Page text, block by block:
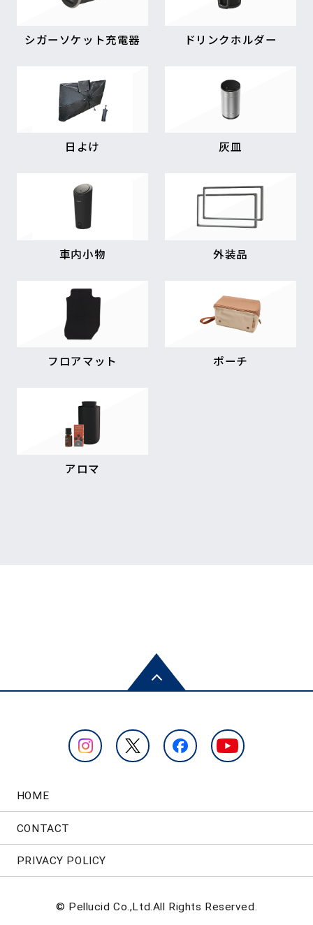
シガーソケット充電器 ドリンクホルダー
日よけ 灰皿
車内小物 外装品
フロアマット ポーチ
アロマ
HOME
CONTACT
PRIVACY POLICY
© Pellucid Co.,Ltd.All Rights Reserved.